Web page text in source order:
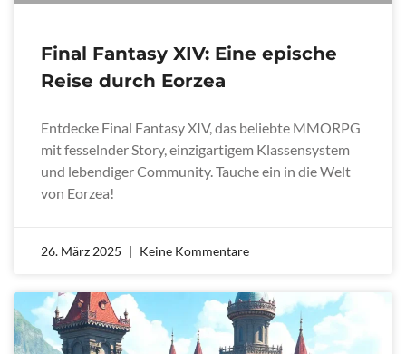
Final Fantasy XIV: Eine epische
Reise durch Eorzea
Entdecke Final Fantasy XIV, das beliebte MMORPG
mit fesselnder Story, einzigartigem Klassensystem
und lebendiger Community. Tauche ein in die Welt
von Eorzea!
26. März 2025 Keine Kommentare